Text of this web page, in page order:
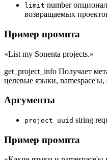
limit number
возвращаемых
Пример промпта
«List my Sonenta projects.»
get_project_info Получает
целевые языки,
Аргументы
project_uuid string
Пример промпта